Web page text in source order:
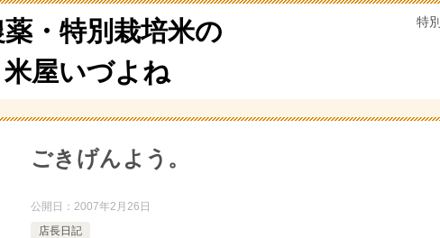
・特別栽培米の
屋いづよね
特
ごきげんよう。
公開日： 2007年2月26日
店長日記